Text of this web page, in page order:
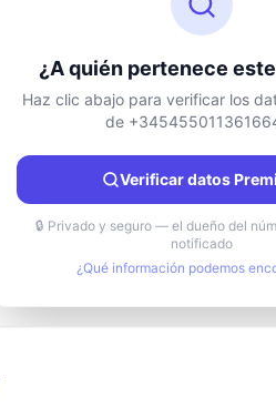
Desconocido
Desconocido
Desconocido
Desconocido
País
Desconocido Tipo
¿A quién pertenece
Haz clic abajo para verificar los
de
Verificar datos
🔒 Privado y seguro — el dueño del
notificado
¿Qué información podemos